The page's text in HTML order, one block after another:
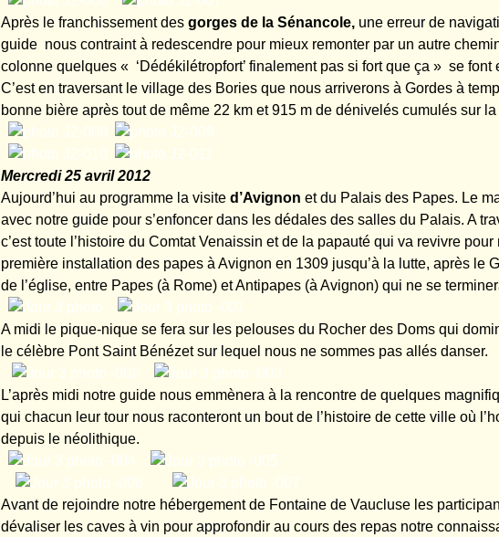
Après le franchissement des gorges de la Sénancole, une erreur de
guide nous contraint à redescendre pour mieux remonter par un autre
colonne quelques « ‘Dédékilétropfort’ finalement pas si fort que ça » se font
C’est en traversant le village des Bories que nous arriverons à Gordes à
bonne bière après tout de même 22 km et 915 m de dénivelés cumulés sur
Mercredi 25 avril 2012
Aujourd’hui au programme la visite d’Avignon et du Palais des Papes. Le
avec notre guide pour s’enfoncer dans les dédales des salles du Palais. A
c’est toute l’histoire du Comtat Venaissin et de la papauté qui va revivre
première installation des papes à Avignon en 1309 jusqu’à la lutte, après le
de l’église, entre Papes (à Rome) et Antipapes (à Avignon) qui ne se
A midi le pique-nique se fera sur les pelouses du Rocher des Doms qui
le célèbre Pont Saint Bénézet sur lequel nous ne sommes pas allés danser.
L’après midi notre guide nous emmènera à la rencontre de quelques
qui chacun leur tour nous raconteront un bout de l’histoire de cette ville où
depuis le néolithique.
Avant de rejoindre notre hébergement de Fontaine de Vaucluse les
dévaliser les caves à vin pour approfondir au cours des repas notre